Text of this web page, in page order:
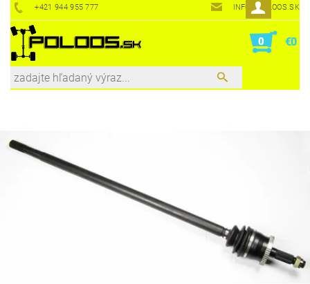
+421 944 955 777 INFO@POLOOS.SK
0 €0